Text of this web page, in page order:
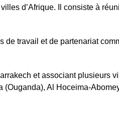
d’Afrique. Il consiste à
de travail et de partenariat
et associant plusieurs
Al Hoceima-